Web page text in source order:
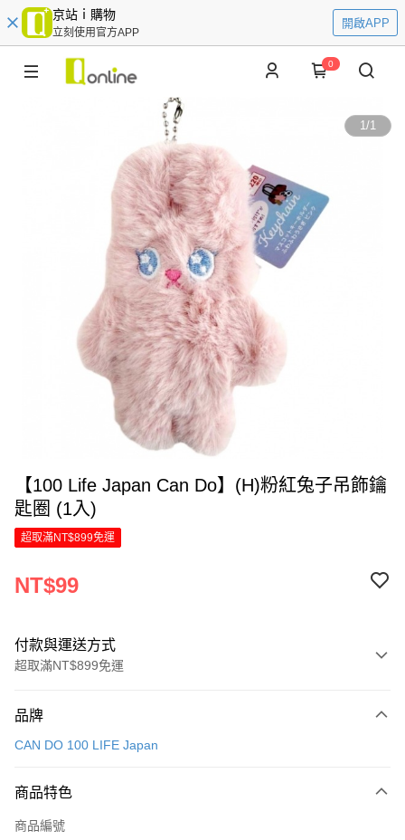
京站ｉ購物
立刻使用官方APP
開啟APP
0
1/1
【100 Life Japan Can Do】(H)粉紅兔子吊飾鑰
匙圈 (1入)
超取滿NT$899免運
NT$99
付款與運送方式
超取滿NT$899免運
信用卡一次付款
Apple Pay
街口支付
品牌
CAN DO 100 LIFE Japan
商品特色
商品編號